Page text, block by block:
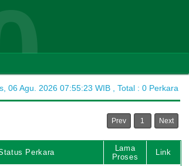
06 Agu. 2026 07:55:23 WIB , Total : 0 Perkara
Prev 1 Next
Perkara
Lama
Proses
Link